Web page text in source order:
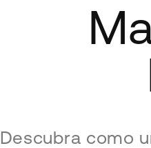
Descubra como